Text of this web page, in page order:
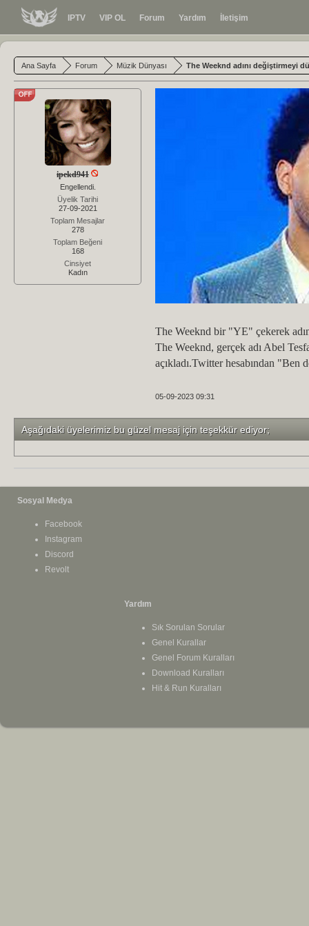
IPTV VIP OL Forum Yardım İletişim
Ana Sayfa Forum Müzik Dünyası The Weeknd adını değiştirmeyi
ipekd941
Engellendi.
Üyelik Tarihi
27-09-2021
Toplam Mesajlar
278
Toplam Beğeni
168
Cinsiyet
Kadın
The Weeknd bir "YE" çekerek
The Weeknd, gerçek adı Abel
açıkladı.Twitter hesabından "Ben
05-09-2023 09:31
Aşağıdaki üyelerimiz bu güzel mesaj için teşekkür ediyor;
Sosyal Medya
Facebook
Instagram
Discord
Revolt
Yardım
Sık Sorulan Sorular
Genel Kurallar
Genel Forum Kuralları
Download Kuralları
Hit & Run Kuralları